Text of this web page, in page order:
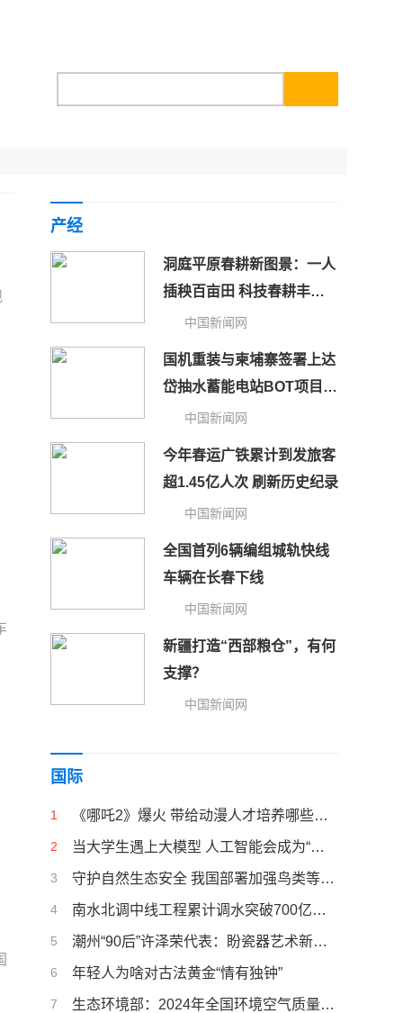
产经
洞庭平原春耕新图景：一人
插秧百亩田 科技春耕丰粮
中国新闻网
国机重装与柬埔寨签署上达
岱抽水蓄能电站BOT项目协
中国新闻网
今年春运广铁累计到发旅客
超1.45亿人次 刷新历史纪录
中国新闻网
全国首列6辆编组城轨快线
车辆在长春下线
中国新闻网
新疆打造“西部粮仓”，有何
支撑？
中国新闻网
国际
1 《哪吒2》爆火 带给动漫人才培养哪些启示
2 当大学生遇上大模型 人工智能会成为“偷懒神器”吗？
3 守护自然生态安全 我国部署加强鸟类等野生动植物保护
4 南水北调中线工程累计调水突破700亿立方米
5 潮州“90后”许泽荣代表：盼瓷器艺术新品燃爆全球
6 年轻人为啥对古法黄金“情有独钟”
7 生态环境部：2024年全国环境空气质量稳中向好